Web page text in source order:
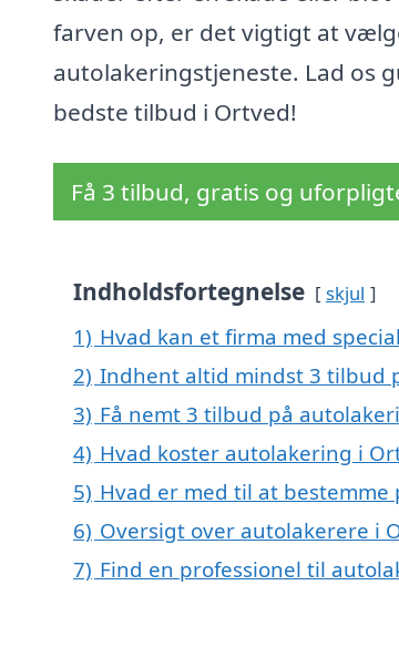
farven op, er det vigtigt at
autolakeringstjeneste. Lad os
bedste tilbud i Ortved!
Få 3 tilbud, gratis og
Indholdsfortegnelse skjul
1) Hvad kan et firma med
2) Indhent altid mindst 3 tilbud
3) Få nemt 3 tilbud på
4) Hvad koster autolakering i
5) Hvad er med til at
6) Oversigt over autolakerere i
7) Find en professionel til